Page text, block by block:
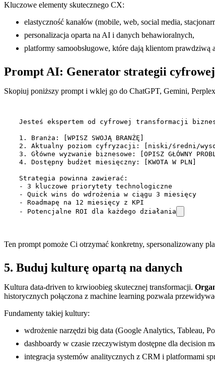
Kluczowe elementy skutecznego CX:
elastyczność kanałów (mobile, web, social media,
personalizacja oparta na AI i danych behawioralnych,
platformy samoobsługowe, które dają klientom prawdziwą
Prompt AI: Generator strategii
Skopiuj poniższy prompt i wklej go do ChatGPT, Gemini,
Jesteś ekspertem od cyfrowej transformacji
1. Branża: [WPISZ SWOJĄ BRANŻĘ]
2. Aktualny poziom cyfryzacji: [niski/średni/
3. Główne wyzwanie biznesowe: [OPISZ GŁÓWNY
4. Dostępny budżet miesięczny: [KWOTA W PLN]
Strategia powinna zawierać:
- 3 kluczowe priorytety technologiczne
- Quick wins do wdrożenia w ciągu 3 miesięcy
- Roadmapę na 12 miesięcy z KPI
- Potencjalne ROI dla każdego działania
Ten prompt pomoże Ci otrzymać konkretny, spersonalizowany
5. Buduj kulturę opartą na danych
Kultura data-driven to krwioobieg skutecznej transformacji.
historycznych połączona z machine learning pozwala
Fundamenty takiej kultury:
wdrożenie narzędzi big data (Google Analytics, Tableau,
dashboardy w czasie rzeczywistym dostępne dla decision
integracja systemów analitycznych z CRM i platformami